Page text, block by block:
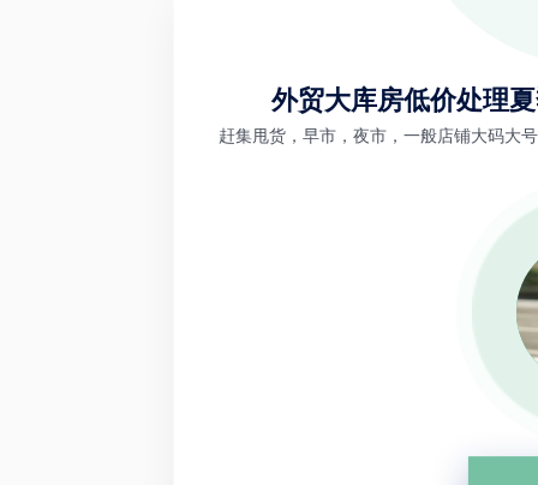
外贸大库房低价处理
赶集甩货，早市，夜市，一般店铺大码大